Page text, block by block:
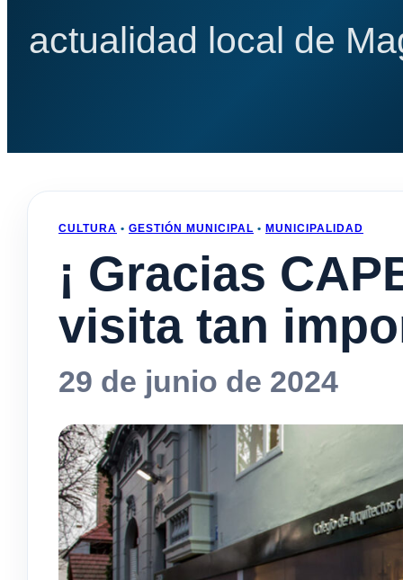
actualidad local de
CULTURA • GESTIÓN MUNICIPAL • MUNICIPALIDAD
¡ Gracias
visita tan
29 de junio de 2024